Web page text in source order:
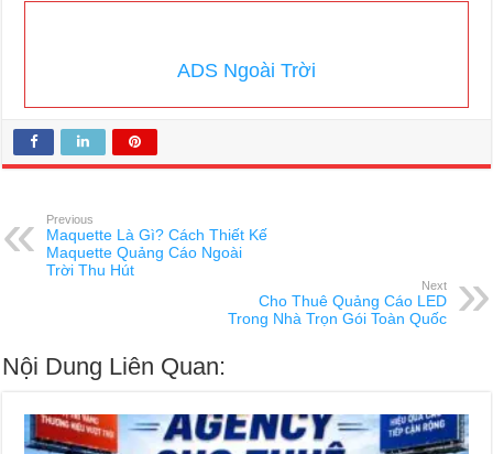
ADS Ngoài Trời
Previous
Maquette Là Gì? Cách Thiết Kế
Maquette Quảng Cáo Ngoài
Trời Thu Hút
Next
Cho Thuê Quảng Cáo LED
Trong Nhà Trọn Gói Toàn Quốc
Nội Dung Liên Quan: